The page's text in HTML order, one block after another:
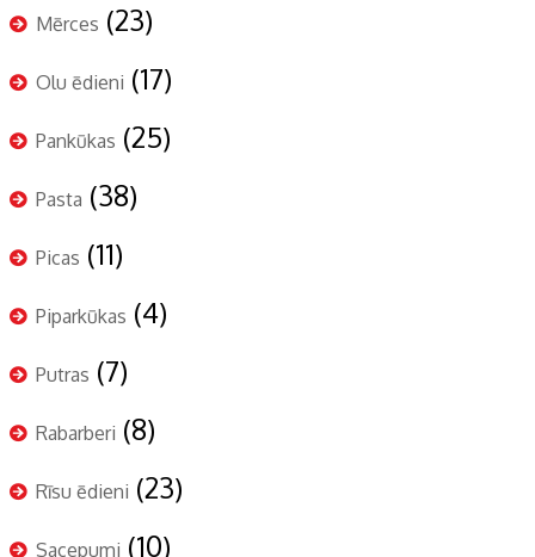
Mērces (23)
Olu ēdieni (17)
Pankūkas (25)
Pasta (38)
Picas (11)
Piparkūkas (4)
Putras (7)
Rabarberi (8)
Rīsu ēdieni (23)
Sacepumi (10)